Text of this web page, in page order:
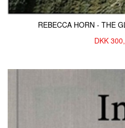
REBECCA HORN - THE
DKK